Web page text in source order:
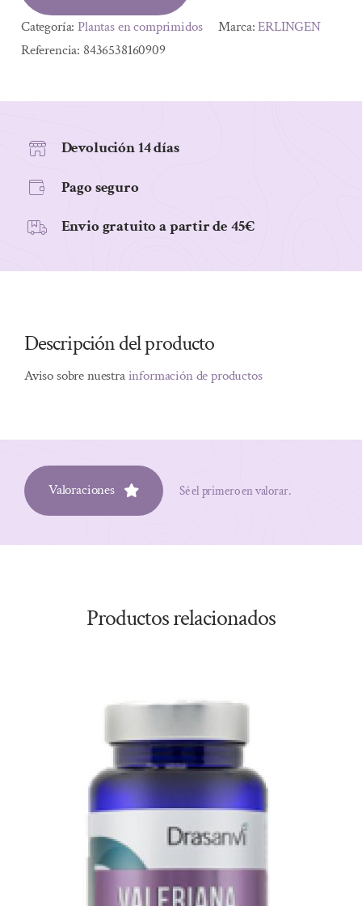
Categoría:Plantas en comprimidos Marca:ERLINGEN
Referencia: 8436538160909
Devolución 14 días
Pago seguro
Envio gratuito a partir de 45€
Descripción del producto
Aviso sobre nuestrainformación de productos
Valoraciones Sé el primero en valorar.
Productos relacionados